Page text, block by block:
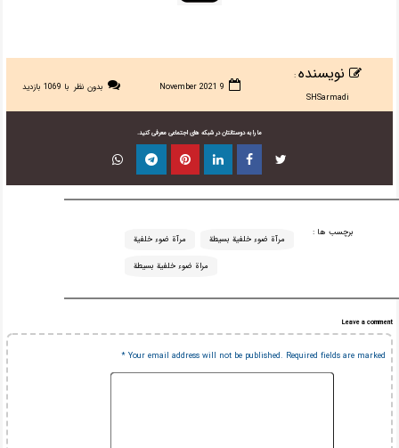
نویسنده:
SHSarmadi
9 November 2021 بدون نظر با 1069 بازدید
ما را به دوستانتان در شبکه های اجتماعی معرفی کنید.
برچسب ها :
مرآة ضوء خلفية مرآة ضوء خلفية بسيطة
مراة ضوء خلفية بسيطة
Leave a comment
Your email address will not be published. Required fields are marked
*